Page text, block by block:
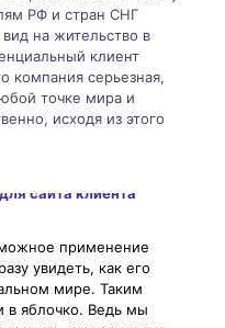
РФ и стран СНГ
на жительство в
клиент
компания серьезная,
точке мира и
исходя из этого
применение
увидеть, как его
мире. Таким
в яблочко. Ведь мы